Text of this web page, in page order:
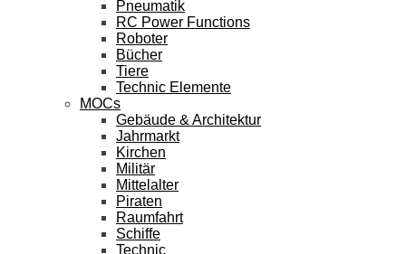
Pneumatik
RC Power Functions
Roboter
Bücher
Tiere
Technic Elemente
MOCs
Gebäude & Architektur
Jahrmarkt
Kirchen
Militär
Mittelalter
Piraten
Raumfahrt
Schiffe
Technic